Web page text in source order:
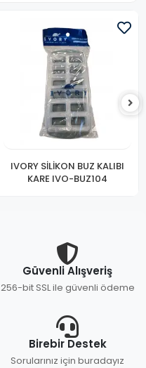
IVORY SİLİKON BUZ KALIBI
KARE IVO-BUZ104
Güvenli Alışveriş
256-bit SSL ile güvenli ödeme
Birebir Destek
Sorularınız için buradayız